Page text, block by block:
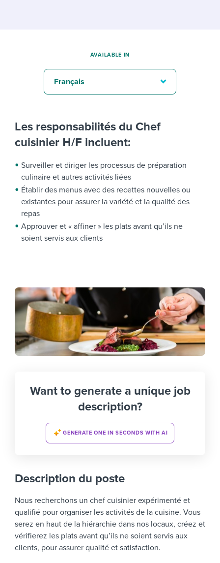
Les responsabilités du Chef
cuisinier H/F incluent:
Surveiller et diriger les processus de préparation
culinaire et autres activités liées
Établir des menus avec des recettes nouvelles ou
existantes pour assurer la variété et la qualité des
repas
Approuver et « affiner » les plats avant qu’ils ne
soient servis aux clients
Want to generate a unique job
description?
GENERATE ONE IN SECONDS WITH AI
Description du poste
Nous recherchons un chef cuisinier expérimenté et
qualifié pour organiser les activités de la cuisine. Vous
serez en haut de la hiérarchie dans nos locaux, créez et
vérifierez les plats avant qu’ils ne soient servis aux
clients, pour assurer qualité et satisfaction.
AVAILABLE IN
Français